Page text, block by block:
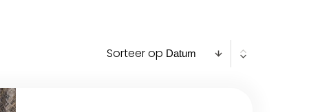
Sorteer op